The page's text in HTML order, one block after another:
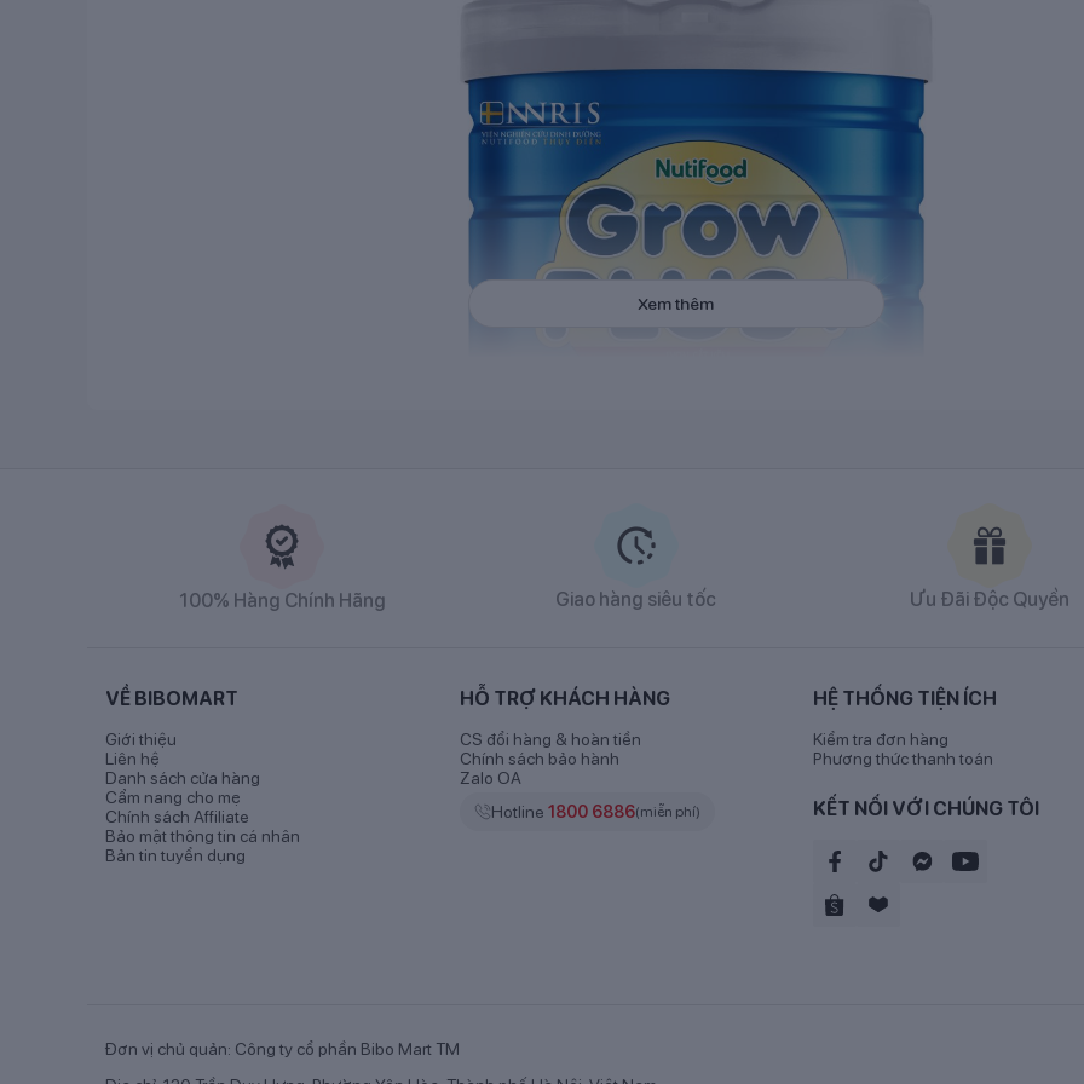
Sữa bột nguyên kem bổ sung vitamin A và D3, maltodextrin, bột sữa (sữa tách béo, chất béo thực vật), đường
triglycerides (MCT), chất xơ thực phẩm (FOS/ Inulin), L-lysin hydroclorid, vitamin và khoáng chất (calci carbonat, natri-
oxyd, sắt pyrophosphat, DL-alpha tocopheryl acetat, niacinamid, kẽm oxyd, phylloquinon, retinyl acetat, acid folic,
pantothenat, cholecalciferol, cyanocobalamin, kali iodid, pyridoxin hydroclorid, thiamin mononitrat, inositol, thiamin
Fucosyllactose (2-FL), hương liệu tổng hợp dùng cho thực phẩm.
Xem thêm
100% Hàng Chính Hãng Giao hàng siêu tốc Ưu Đãi Độc Quyền
VỀ BIBOMART
Giới thiệu
Liên hệ
Danh sách cửa hàng
Cẩm nang cho mẹ
Chính sách Affiliate
Bảo mật thông tin cá nhân
Bản tin tuyển dụng
HỖ TRỢ KHÁCH HÀNG
CS đổi hàng & hoàn tiền
Chính sách bảo hành
Zalo OA
Hotline 1800 6886(miễn phí)
HỆ THỐNG TIỆN ÍCH
Kiểm tra đơn hàng
Phương thức thanh toán
KẾT NỐI VỚI CHÚNG TÔI
Đơn vị chủ quản: Công ty cổ phần Bibo Mart TM